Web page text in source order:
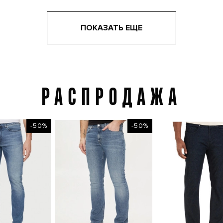
ПОКАЗАТЬ ЕЩЕ
РаспродажаРАСПРОДАЖА
-50% -50% -